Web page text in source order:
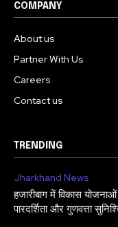
COMPANY
About us
Partner With Us
Careers
Contact us
TRENDING
Jharkhand News
हजारीबाग में विकास
पारदर्शिता और गुणवत्ता